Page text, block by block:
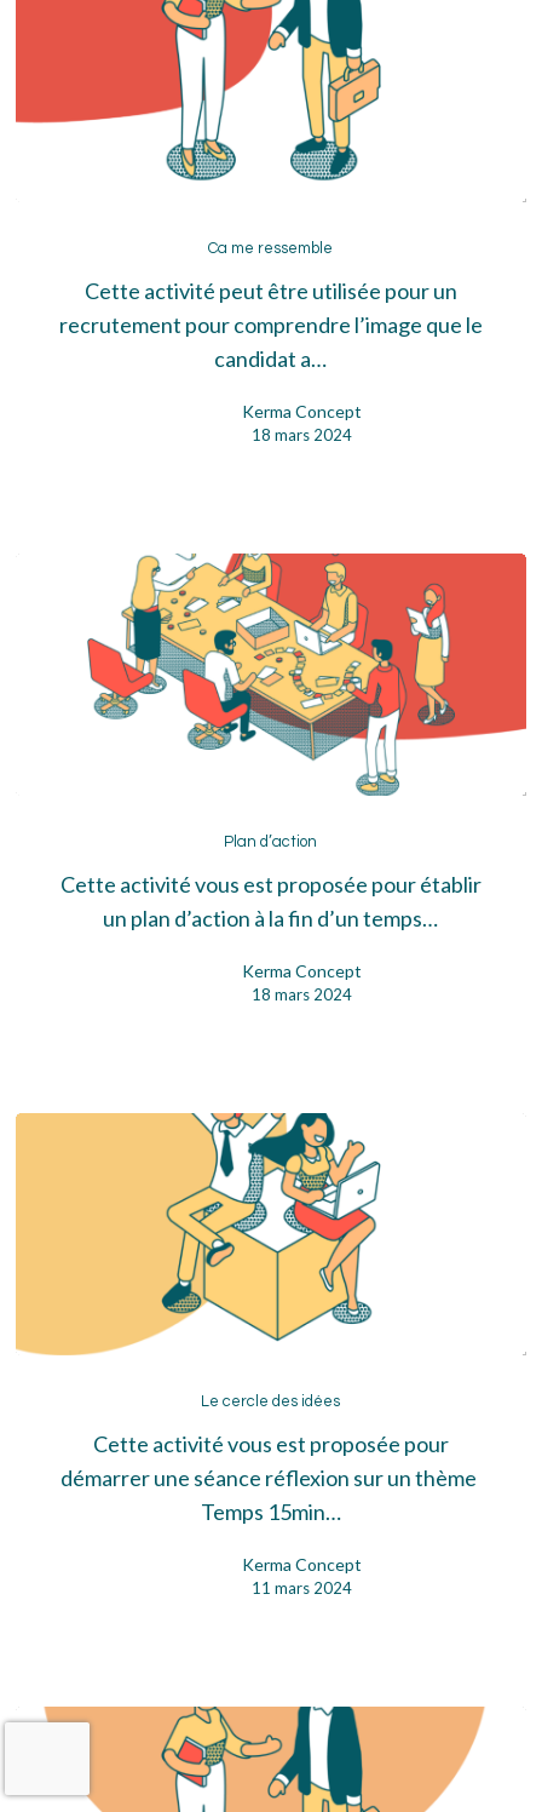
me
ressemble
Ca me ressemble
Cette activité peut être utilisée pour un
recrutement pour comprendre l’image que le
candidat a…
Kerma Concept
18 mars 2024
d’action
Plan d’action
Cette activité vous est proposée pour établir
un plan d’action à la fin d’un temps…
Kerma Concept
18 mars 2024
cercle
des
idées
Le cercle des idées
Cette activité vous est proposée pour
démarrer une séance réflexion sur un thème
Temps 15min…
Kerma Concept
11 mars 2024